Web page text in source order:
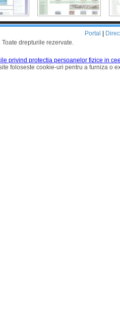
. Toate drepturile rezervate.
Portal
privind protectia persoanelor fizice in
foloseste cookie-uri pentru a furniza o